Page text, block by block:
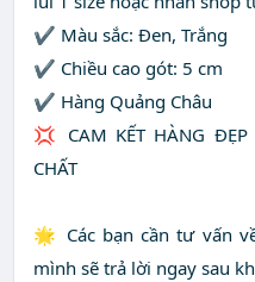
✔️ Màu sắc: Đen, Trắng
✔️ Chiều cao gót: 5 cm
✔️ Hàng Quảng Châu
💢 CAM KẾT HÀNG ĐẸP
CHẤT
🌟 Các bạn cần tư vấn
mình sẽ trả lời ngay sau